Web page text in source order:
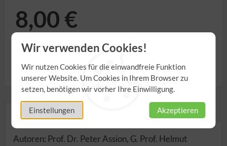
Wir verwenden Cookies!
Wir nutzen Cookies für die einwandfreie Funktion
unserer Website. Um Cookies in Ihrem Browser zu
setzen, benötigen wir vorher Ihre Einwilligung.
Einstellungen Akzeptieren
8,00 €
Anzahl
Details
Autoren: Prof. Dr. Peter Assion, G. Prof. Helmut